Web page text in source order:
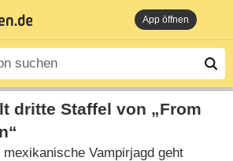
App öffnen
dritte Staffel von „From
mexikanische Vampirjagd geht